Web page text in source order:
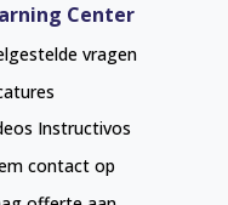
Center
vragen
Instructivos
contact op